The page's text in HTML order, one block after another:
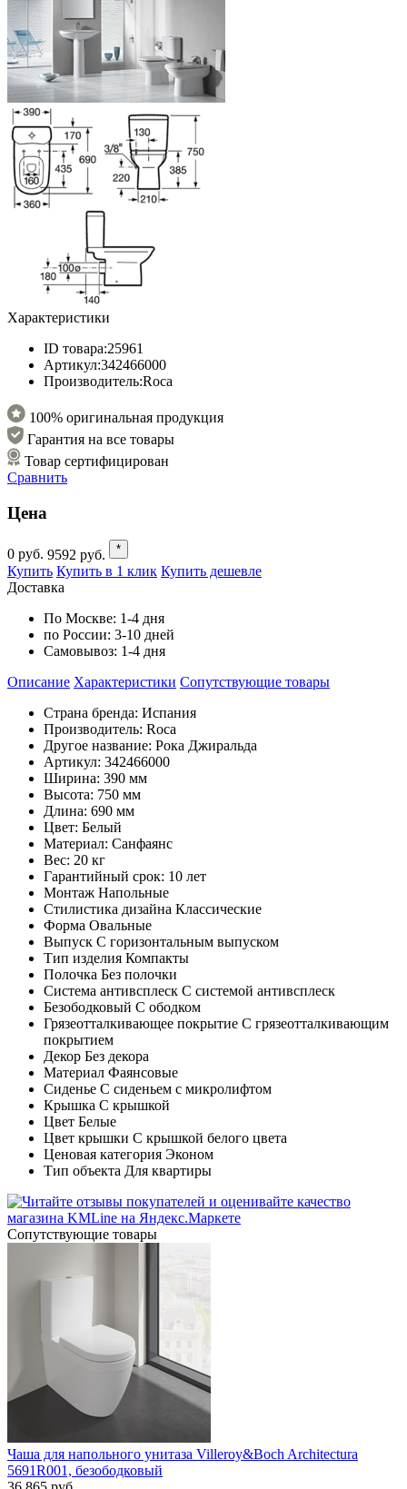
Характеристики
ID товара:25961
Артикул:342466000
Производитель:Roca
100% оригинальная продукция
Гарантия на все товары
Товар сертифицирован
Сравнить
Цена
0 руб. 9592 руб. *
Купить Купить в 1 клик Купить дешевле
Доставка
По Москве: 1-4 дня
по России: 3-10 дней
Самовывоз: 1-4 дня
Описание Характеристики Cопутствующие товары
Страна бренда: Испания
Производитель: Roca
Другое название: Рока Джиральда
Артикул: 342466000
Ширина: 390 мм
Высота: 750 мм
Длина: 690 мм
Цвет: Белый
Материал: Санфаянс
Вес: 20 кг
Гарантийный срок: 10 лет
Монтаж Напольные
Стилистика дизайна Классические
Форма Овальные
Выпуск С горизонтальным выпуском
Тип изделия Компакты
Полочка Без полочки
Система антивсплеск С системой антивсплеск
Безободковый С ободком
Грязеотталкивающее покрытие С грязеотталкивающим
покрытием
Декор Без декора
Материал Фаянсовые
Сиденье С сиденьем с микролифтом
Крышка С крышкой
Цвет Белые
Цвет крышки С крышкой белого цвета
Ценовая категория Эконом
Тип объекта Для квартиры
Cопутствующие товары
Чаша для напольного унитаза Villeroy&Boch Architectura
5691R001, безободковый